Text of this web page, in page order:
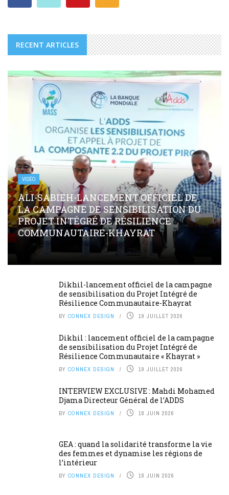
RECENT ARTICLES
VIDÉO
ALI-SABIEH-LANCEMENT OFFICIEL DE
LA CAMPAGNE DE SENSIBILISATION DU
PROJET INTÉGRÉ DE RÉSILIENCE
COMMUNAUTAIRE-KHAYRAT
Dikhil-lancement officiel de la campagne
de sensibilisation du Projet Intégré de
Résilience Communautaire-Khayrat
BY CONNEX DESIGN 19 JUILLET 2026
Dikhil : lancement officiel de la campagne
de sensibilisation du Projet Intégré de
Résilience Communautaire « Khayrat »
BY CONNEX DESIGN 19 JUILLET 2026
INTERVIEW EXCLUSIVE : Mahdi Mohamed
Djama Directeur Général de l’ADDS
BY CONNEX DESIGN 18 JUIN 2026
GEA : quand la solidarité transforme la vie
des femmes et dynamise les régions de
l’intérieur
BY CONNEX DESIGN 18 JUIN 2026